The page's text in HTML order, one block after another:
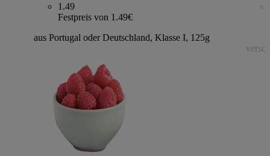
1.49
Festpreis von 1.49€
aus Portugal oder Deutschland, Klasse I, 125g